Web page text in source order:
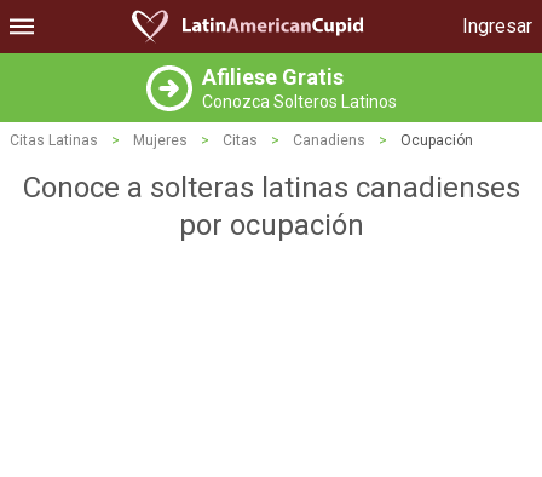
Ingresar
Afiliese Gratis
Conozca Solteros Latinos
Citas Latinas > Mujeres > Citas > Canadiens > Ocupación
Conoce a solteras latinas canadienses
por ocupación